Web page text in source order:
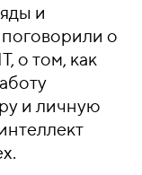
и
о
о том, как
и личную